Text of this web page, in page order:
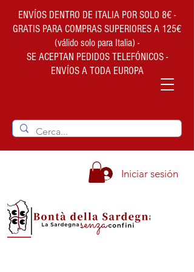
ENVÍOS DENTRO DE ITALIA POR SOLO 8€ -
GRATIS PARA COMPRAS SUPERIORES A 125€
(válido solo para Italia) -
SE ACEPTAN PEDIDOS TELEFÓNICOS -
ENVÍOS A TODA EUROPA
Iniciar sesión